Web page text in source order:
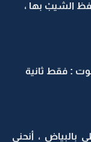
الشيبْ بها ،
: فقط ثانية
بالبياض ، أنحني